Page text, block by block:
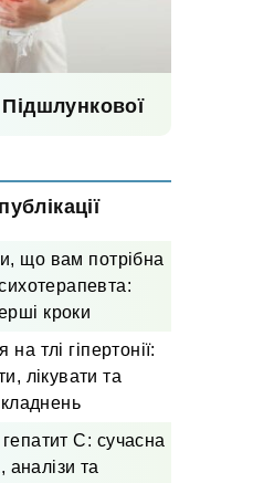
що вам потрібна
кроки
на тлі гіпертонії:
лікувати та
С: сучасна
аналізи та